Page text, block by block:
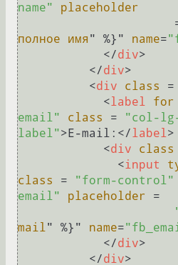
name"
placeholder
полное
имя " %}" name=
</div>
</div>
<div class =
<label for
email"
class =
"col-
label"> E-mail: </label>
<div class
<input
class
= "form-control"
email"
placeholder =
mail" %}" name=
</div>
</div>